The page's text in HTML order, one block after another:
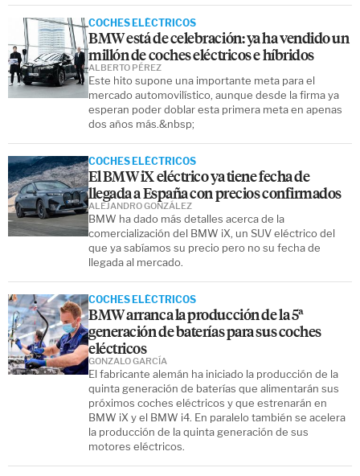
COCHES ELÉCTRICOS
BMW está de celebración: ya ha vendido un
millón de coches eléctricos e híbridos
Este hito supone una importante meta para el
mercado automovilístico, aunque desde la firma ya
esperan poder doblar esta primera meta en apenas
dos años más.&nbsp;
ALBERTO PÉREZ
COCHES ELÉCTRICOS
El BMW iX eléctrico ya tiene fecha de
llegada a España con precios confirmados
BMW ha dado más detalles acerca de la
comercialización del BMW iX, un SUV eléctrico del
que ya sabíamos su precio pero no su fecha de
llegada al mercado.
ALEJANDRO GONZÁLEZ
COCHES ELÉCTRICOS
BMW arranca la producción de la 5ª
generación de baterías para sus coches
eléctricos
El fabricante alemán ha iniciado la producción de la
quinta generación de baterías que alimentarán sus
próximos coches eléctricos y que estrenarán en
BMW iX y el BMW i4. En paralelo también se acelera
la producción de la quinta generación de sus
motores eléctricos.
GONZALO GARCÍA